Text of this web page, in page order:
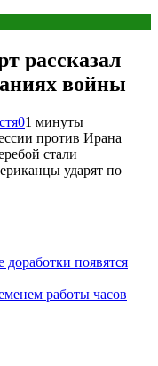
рассказал
войны
01 минуты
против Ирана
стали
ударят по
появятся
работы часов